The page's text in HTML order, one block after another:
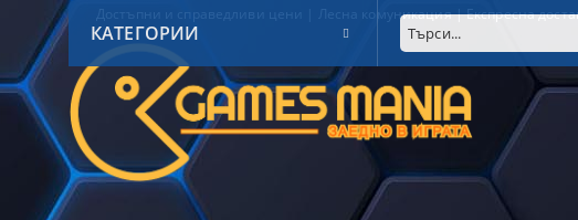
Достъпни и справедливи цени | Лесна комуникация | Експресна
КАТЕГОРИИ